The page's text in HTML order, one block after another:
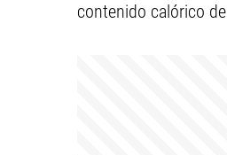
contenido calórico de